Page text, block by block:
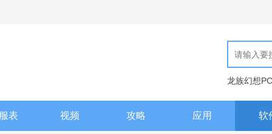
龙族幻想
现代汉语词
表 视频 攻略 应用 软